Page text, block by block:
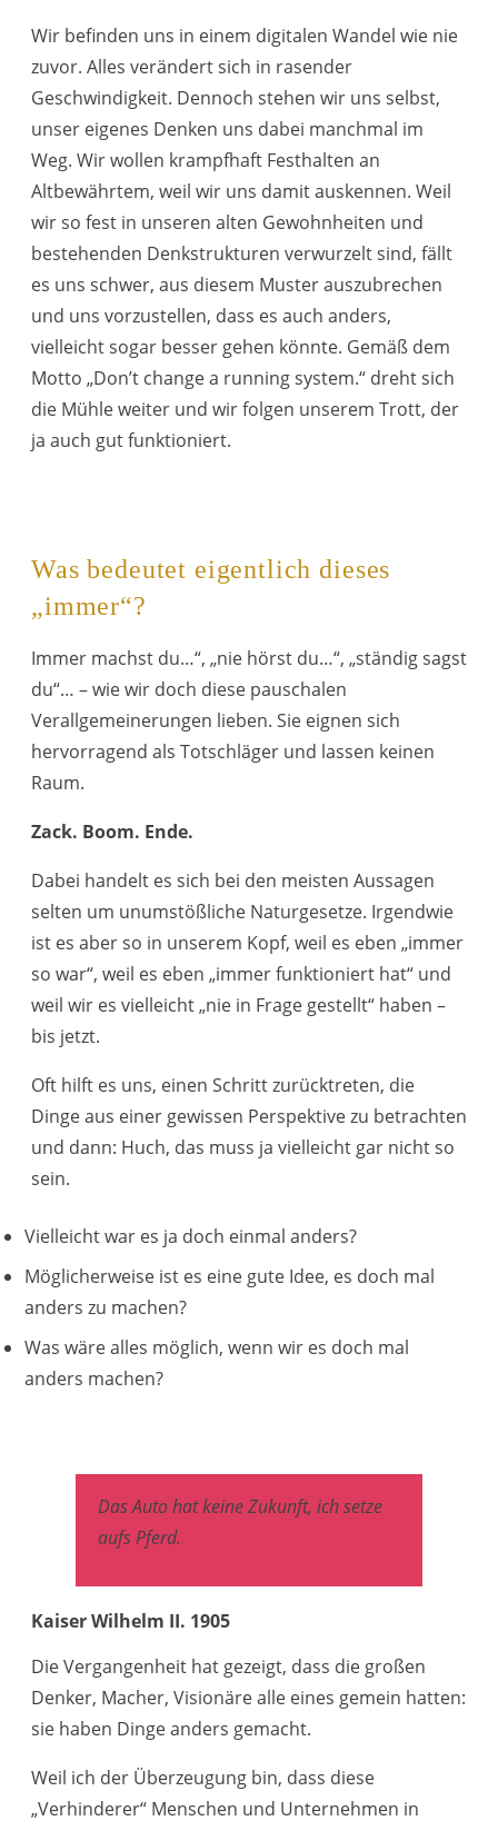
Wir befinden uns in einem digitalen Wandel wie nie
zuvor. Alles verändert sich in rasender
Geschwindigkeit. Dennoch stehen wir uns selbst,
unser eigenes Denken uns dabei manchmal im
Weg. Wir wollen krampfhaft Festhalten an
Altbewährtem, weil wir uns damit auskennen. Weil
wir so fest in unseren alten Gewohnheiten und
bestehenden Denkstrukturen verwurzelt sind, fällt
es uns schwer, aus diesem Muster auszubrechen
und uns vorzustellen, dass es auch anders,
vielleicht sogar besser gehen könnte. Gemäß dem
Motto „Don’t change a running system.“ dreht sich
die Mühle weiter und wir folgen unserem Trott, der
ja auch gut funktioniert.
Was bedeutet eigentlich dieses
„immer“?
Immer machst du…“, „nie hörst du…“, „ständig sagst
du“… – wie wir doch diese pauschalen
Verallgemeinerungen lieben. Sie eignen sich
hervorragend als Totschläger und lassen keinen
Raum.
Zack. Boom. Ende.
Dabei handelt es sich bei den meisten Aussagen
selten um unumstößliche Naturgesetze. Irgendwie
ist es aber so in unserem Kopf, weil es eben „immer
so war“, weil es eben „immer funktioniert hat“ und
weil wir es vielleicht „nie in Frage gestellt“ haben –
bis jetzt.
Oft hilft es uns, einen Schritt zurücktreten, die
Dinge aus einer gewissen Perspektive zu betrachten
und dann: Huch, das muss ja vielleicht gar nicht so
sein.
Vielleicht war es ja doch einmal anders?
Möglicherweise ist es eine gute Idee, es doch mal
anders zu machen?
Was wäre alles möglich, wenn wir es doch mal
anders machen?
Das Auto hat keine Zukunft, ich setze
aufs Pferd.
Kaiser Wilhelm II. 1905
Die Vergangenheit hat gezeigt, dass die großen
Denker, Macher, Visionäre alle eines gemein hatten:
sie haben Dinge anders gemacht.
Weil ich der Überzeugung bin, dass diese
„Verhinderer“ Menschen und Unternehmen in